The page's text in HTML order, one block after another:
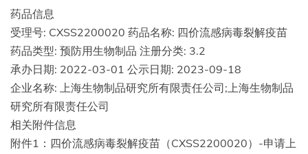
药品信息
受理号: CXSS2200020 药品名称: 四价流感病毒裂解疫苗
药品类型: 预防用生物制品 注册分类: 3.2
承办日期: 2022-03-01 公示日期: 2023-09-18
企业名称: 上海生物制品研究所有限责任公司;上海生物制品
研究所有限责任公司
相关附件信息
附件1：四价流感病毒裂解疫苗（CXSS2200020）-申请上